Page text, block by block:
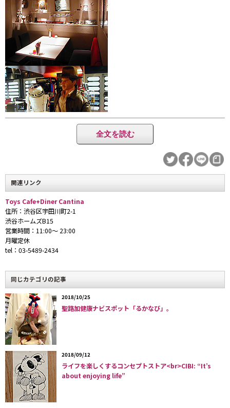
2月28日、公園通り沿いにトイショップ併設型カフェバー「カン
ティーナ」がオープンした。
経営するのは、映像機器・音響機器のレンタル会社を経営する小
宮さん（39）。小宮さんは本業の傍ら、00年2月、趣味が高じて
カフェバーを併設したスターウォーズ専門トイショップを渋谷区
松濤にオープン。スターウォーズファンの溜まり場として人気を
博していたが、物件の契約による事情から02年7月に惜しまれつ
つも閉店。その後も復活を願う声が多く寄せられたため、今回、
全文を読む
関連リンク
Toys Cafe+Diner Cantina
住所：渋谷区宇田川町2-1
渋谷ホームズB15
営業時間：11:00〜 23:00
月曜定休
tel：03-5489-2434
同じカテゴリの記事
2018/10/25
聖路加健康ナビスポット「るかなび」。
2018/09/12
ライフを楽しくするコンセプトストア<br>CIBI: “It’s
about enjoying life”